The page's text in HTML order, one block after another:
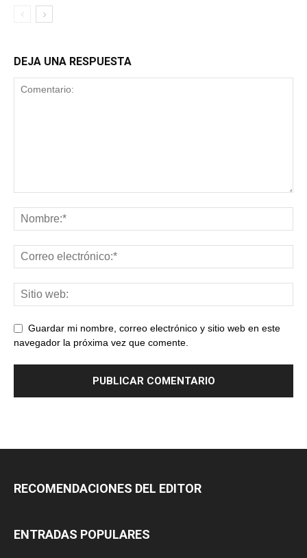
DEJA UNA RESPUESTA
Guardar mi nombre, correo electrónico y sitio web en este
navegador la próxima vez que comente.
RECOMENDACIONES DEL EDITOR
ENTRADAS POPULARES